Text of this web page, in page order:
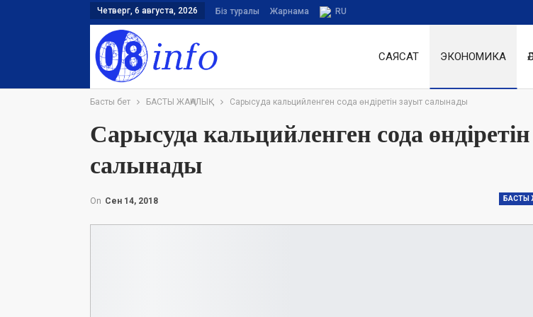
Четверг, 6 августа, 2026 Біз туралы Жарнама RU
САЯСАТ ЭКОНОМИКА
Басты бет БАСТЫ ЖАҢАЛЫҚ Сарысуда кальцийленген сода өндіретін зауыт салынады
Сарысуда кальцийленген сода
салынады
БАСТЫ
On Сен 14, 2018